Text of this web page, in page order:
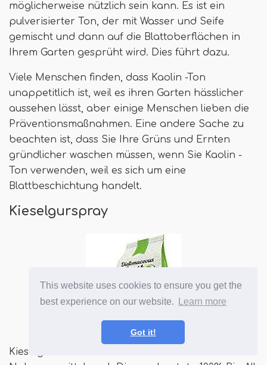
This website uses cookies to ensure you get the
best experience on our website.
Learn more
Got it!
möglicherweise nützlich sein kann. Es ist ein
pulverisierter Ton, der mit Wasser und Seife
gemischt und dann auf die Blattoberflächen in
Ihrem Garten gesprüht wird. Dies führt dazu.
Viele Menschen finden, dass Kaolin -Ton
unappetitlich ist, weil es ihren Garten hässlicher
aussehen lässt, aber einige Menschen lieben die
Präventionsmaßnahmen. Eine andere Sache zu
beachten ist, dass Sie Ihre Grüns und Ernten
gründlicher waschen müssen, wenn Sie Kaolin -
Ton verwenden, weil es sich um eine
Blattbeschichtung handelt.
Kieselgurspray
Kieselgur DIEDOMACEOUSEARTH 10 Pfund